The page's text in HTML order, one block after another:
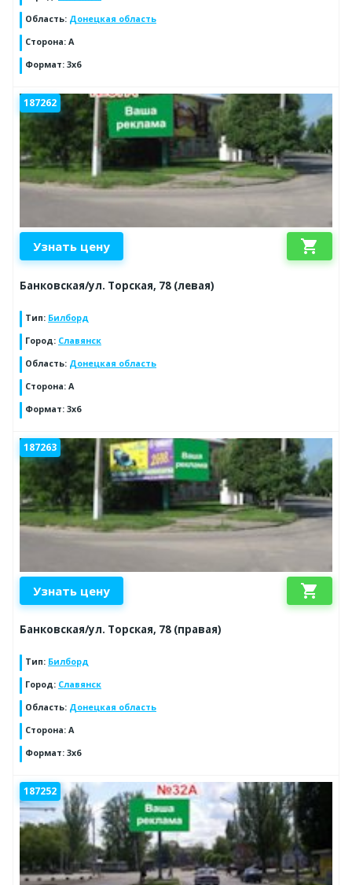
Область: Донецкая область
Сторона: А
Формат: 3х6
187262
Узнать цену shopping_cart
Банковская/ул. Торская, 78 (левая)
Тип: Билборд
Город: Славянск
Область: Донецкая область
Сторона: А
Формат: 3х6
187263
Узнать цену shopping_cart
Банковская/ул. Торская, 78 (правая)
Тип: Билборд
Город: Славянск
Область: Донецкая область
Сторона: А
Формат: 3х6
187252